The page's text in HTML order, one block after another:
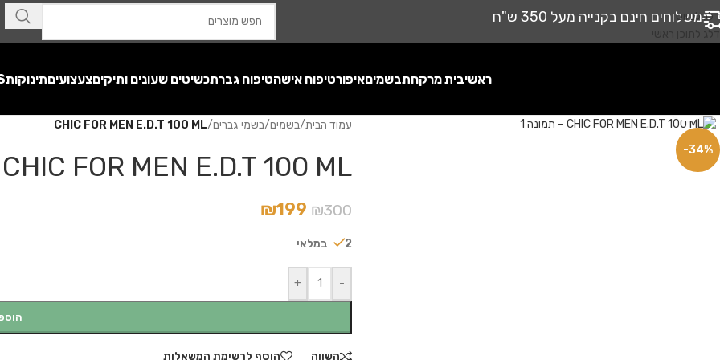
דלג לניווט
דלג לתוכן ראשי
משלוחים חינם בקנייה מעל 350 ש"ח
ראשיבית מרקחתבשמיםאיפורטיפוח אישהטיפוח גברתכשיטים שעונים ותיקיםצעצועיםתינוקות
-34%
עמוד הבית/בשמים/בשמי גברים/
CHIC FOR MEN E.D.T 100 ML
CHIC FOR MEN E.D.T 100 ML
₪300
₪199
2 במלאי
-
+
השווה הוסף לרשימת המשאלות